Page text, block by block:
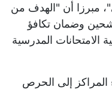
مبرزا أن "الهدف من
وضمان تكافؤ
المدرسية
المراكز إلى الحرص